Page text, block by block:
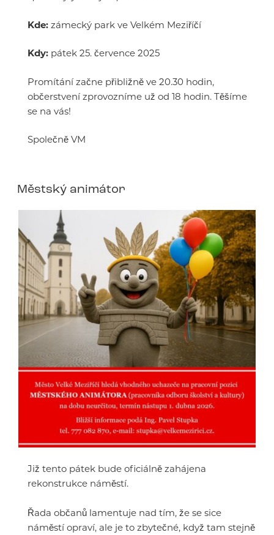
Kde: zámecký park ve Velkém Meziříčí
Kdy: pátek 25. července 2025
Promítání začne přibližně ve 20.30 hodin,
občerstvení zprovozníme už od 18 hodin. Těšíme
se na vás!
Společně VM
Městský animátor
Již tento pátek bude oficiálně zahájena
rekonstrukce náměstí.
Řada občanů lamentuje nad tím, že se sice
náměstí opraví, ale je to zbytečné, když tam stejně